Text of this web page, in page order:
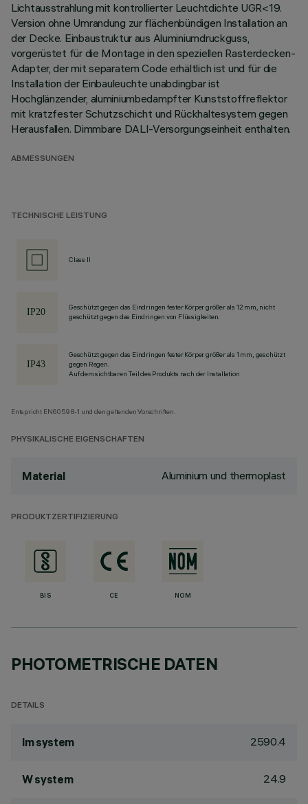
Lichtausstrahlung mit kontrollierter Leuchtdichte UGR<19.
Version ohne Umrandung zur flächenbündigen Installation an
der Decke. Einbaustruktur aus Aluminiumdruckguss,
vorgerüstet für die Montage in den speziellen Rasterdecken-
Adapter, der mit separatem Code erhältlich ist und für die
Installation der Einbauleuchte unabdingbar ist
Hochglänzender, aluminiumbedampfter Kunststoffreflektor
mit kratzfester Schutzschicht und Rückhaltesystem gegen
Herausfallen. Dimmbare DALI-Versorgungseinheit enthalten.
ABMESSUNGEN
TECHNISCHE LEISTUNG
Class II
Geschützt gegen das Eindringen fester Körper größer als 12 mm, nicht
geschützt gegen das Eindringen von Flüssigkeiten.
Geschützt gegen das Eindringen fester Körper größer als 1 mm, geschützt
gegen Regen.
Auf dem sichtbaren Teil des Produkts nach der Installation
Entspricht EN60598-1 und den geltenden Vorschriften.
PHYSIKALISCHE EIGENSCHAFTEN
Material Aluminium und thermoplast
PRODUKTZERTIFIZIERUNG
BIS CE NOM
PHOTOMETRISCHE DATEN
DETAILS
lm system 2590.4
W system 24.9